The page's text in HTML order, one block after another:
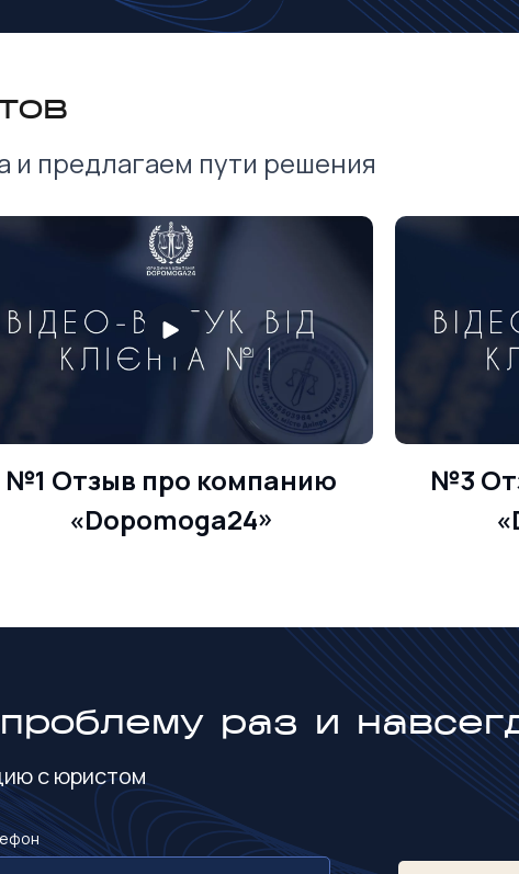
предлагаем пути решения
№1 Отзыв про компанию
«Dopomoga24»
№3
раз и
с юристом